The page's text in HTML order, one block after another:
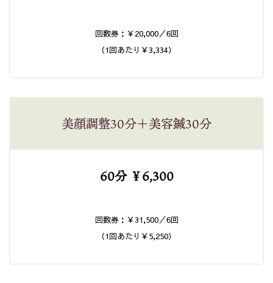
回数券：￥20,000／6回
（1回あたり￥3,334）
美顔調整30分＋美容鍼30分
60分 ￥6,300
回数券：￥31,500／6回
（1回あたり￥5,250）